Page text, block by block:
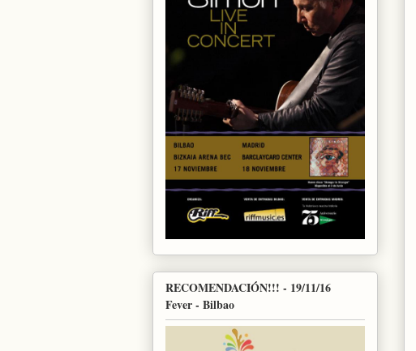
RECOMENDACIÓN!!! - 19/11/16
Fever - Bilbao